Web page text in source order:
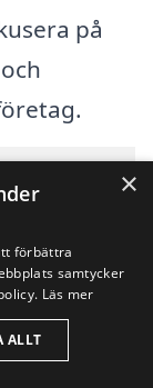
på
med V
i Sverige
Villkor
×
förbättra
samtycker
Läs mer
ALLT